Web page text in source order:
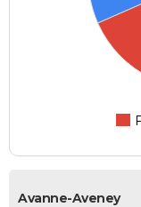
Avanne-Aveney